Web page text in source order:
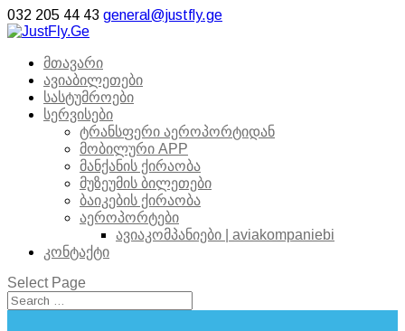
032 205 44 43 general@justfly.ge
მთავარი
ავიაბილეთები
სასტუმროები
სერვისები
ტრანსფერი აეროპორტიდან
მობილური APP
მანქანის ქირაობა
მუზეუმის ბილეთები
ბაიკების ქირაობა
აეროპორტები
ავიაკომპანიები | aviakompaniebi
კონტაქტი
Select Page